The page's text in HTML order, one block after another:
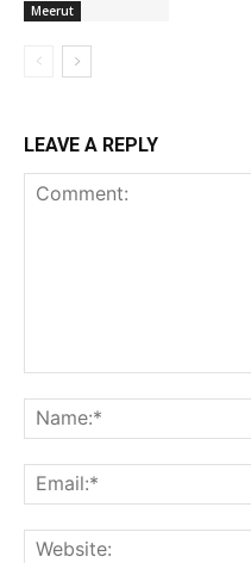
Meerut
LEAVE A REPLY